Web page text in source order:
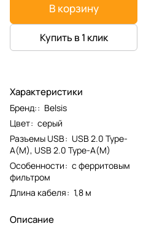
В корзину
Купить в 1 клик
Характеристики
Бренд:: Belsis
Цвет: серый
Разъемы USB: USB 2.0 Type-
A(M), USB 2.0 Type-A(M)
Особенности: с ферритовым
фильтром
Длина кабеля: 1,8 м
Описание